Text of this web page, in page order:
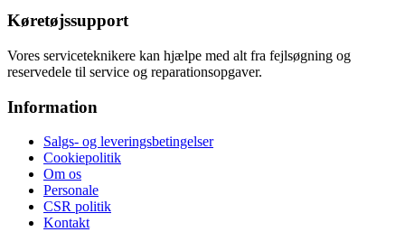
Køretøjssupport
Vores serviceteknikere kan hjælpe med alt fra fejlsøgning og
reservedele til service og reparationsopgaver.
Information
Salgs- og leveringsbetingelser
Cookiepolitik
Om os
Personale
CSR politik
Kontakt